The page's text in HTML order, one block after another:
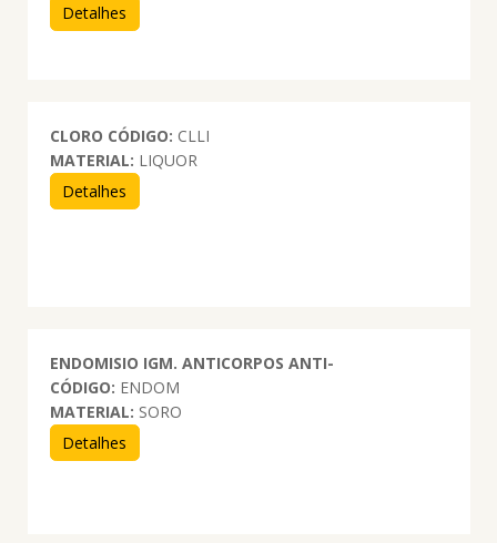
Detalhes
CLORO CÓDIGO: CLLI
MATERIAL: LIQUOR
Detalhes
ENDOMISIO IGM. ANTICORPOS ANTI-
CÓDIGO: ENDOM
MATERIAL: SORO
Detalhes